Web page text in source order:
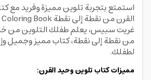
استمتع بتجربة تلوين مميزة وفريد مع
غريت سبيس، يعلم طفلك التلوين من
من نقطة إلى نقطة، كتاب مميز وجميل
لطفلك.
مميزات كتاب تلوين وحيد القرن: